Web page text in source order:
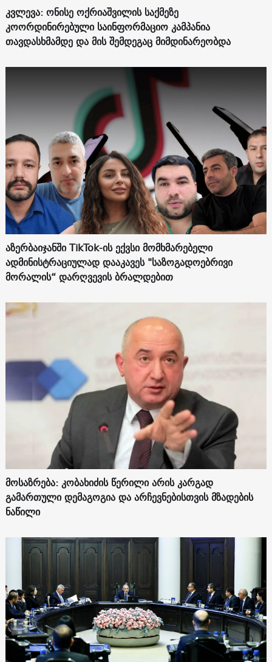
კვლევა: ონისე ოქრიაშვილის საქმეზე
კოორდინირებული საინფორმაციო კამპანია
თავდასხმამდე და მის შემდეგაც მიმდინარეობდა
აზერბაიჯანში TikTok-ის ექვსი მომხმარებელი
ადმინისტრაციულად დააკავეს "საზოგადოებრივი
მორალის“ დარღვევის ბრალდებით
მოსაზრება: კობახიძის წერილი არის კარგად
გამართული დემაგოგია და არჩევნებისთვის მზადების
ნაწილი